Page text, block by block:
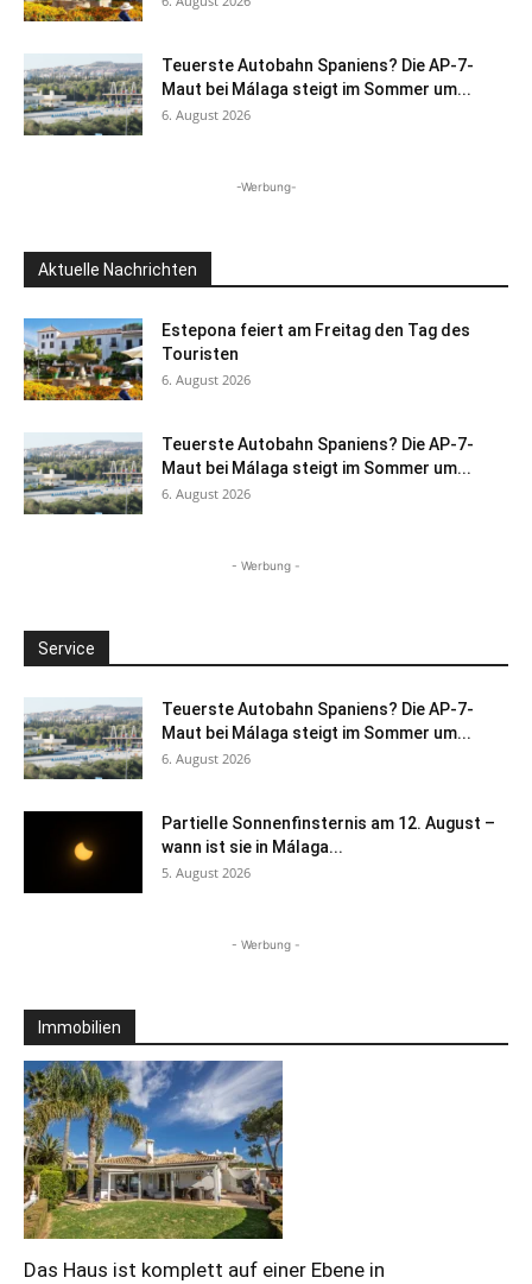
Teuerste Autobahn Spaniens? Die AP-7-
Maut bei Málaga steigt im Sommer um...
6. August 2026
-Werbung-
Aktuelle Nachrichten
Estepona feiert am Freitag den Tag des
Touristen
6. August 2026
Teuerste Autobahn Spaniens? Die AP-7-
Maut bei Málaga steigt im Sommer um...
6. August 2026
- Werbung -
Service
Teuerste Autobahn Spaniens? Die AP-7-
Maut bei Málaga steigt im Sommer um...
6. August 2026
Partielle Sonnenfinsternis am 12. August –
wann ist sie in Málaga...
5. August 2026
- Werbung -
Immobilien
Das Haus ist komplett auf einer Ebene in